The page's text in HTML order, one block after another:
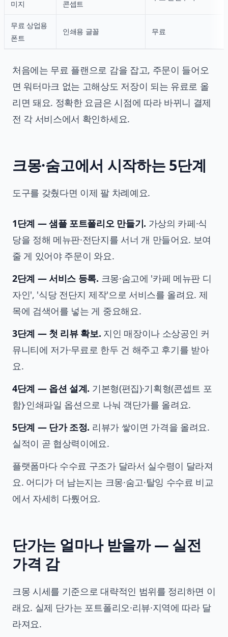
미지 콘셉트
무료 상업용
폰트
인쇄용 글꼴 무료
처음에는 무료 플랜으로 감을 잡고, 주문이 들어오
면 워터마크 없는 고해상도 저장이 되는 유료로 올
리면 돼요. 정확한 요금은 시점에 따라 바뀌니 결제
전 각 서비스에서 확인하세요.
크몽·숨고에서 시작하는 5단계
도구를 갖췄다면 이제 팔 차례예요.
1단계 — 샘플 포트폴리오 만들기. 가상의 카페·식
당을 정해 메뉴판·전단지를 서너 개 만들어요. 보여
줄 게 있어야 주문이 와요.
2단계 — 서비스 등록. 크몽·숨고에 '카페 메뉴판 디
자인', '식당 전단지 제작'으로 서비스를 올려요. 제
목에 검색어를 넣는 게 중요해요.
3단계 — 첫 리뷰 확보. 지인 매장이나 소상공인 커
뮤니티에 저가·무료로 한두 건 해주고 후기를 받아
요.
4단계 — 옵션 설계. 기본형(편집)·기획형(콘셉트 포
함)·인쇄파일 옵션으로 나눠 객단가를 올려요.
5단계 — 단가 조정. 리뷰가 쌓이면 가격을 올려요.
실적이 곧 협상력이에요.
플랫폼마다 수수료 구조가 달라서 실수령이 달라져
요. 어디가 더 남는지는 크몽·숨고·탈잉 수수료 비교
에서 자세히 다뤘어요.
단가는 얼마나 받을까 — 실전
가격 감
크몽 시세를 기준으로 대략적인 범위를 정리하면 이
래요. 실제 단가는 포트폴리오·리뷰·지역에 따라 달
라져요.